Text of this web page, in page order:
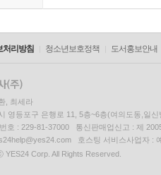
처리방침 청소년보호정책 도서홍보안내
, 최세라
영등포구 은행로 11, 5층~6층(여의도동,일신
호 : 229-81-37000 통신판매업신고 : 제
호스팅 서비스사업자 :
YES24 Corp. All Rights Reserved.